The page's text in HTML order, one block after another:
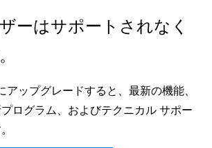
ーはサポートされなく
ップグレードすると、最新の機能、
ログラム、およびテクニカル サポー